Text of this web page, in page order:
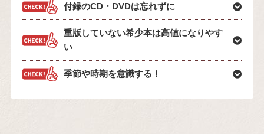
付録のCD・DVDは忘れずに
重版していない希少本は高値になりやす
い
季節や時期を意識する！